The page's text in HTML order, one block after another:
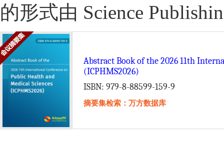
的形式由 Science
Abstract Book of the 2026 11th
(ICPHMS2026)
ISBN: 979-8-88599-159-9
摘要集检索：万方数据库